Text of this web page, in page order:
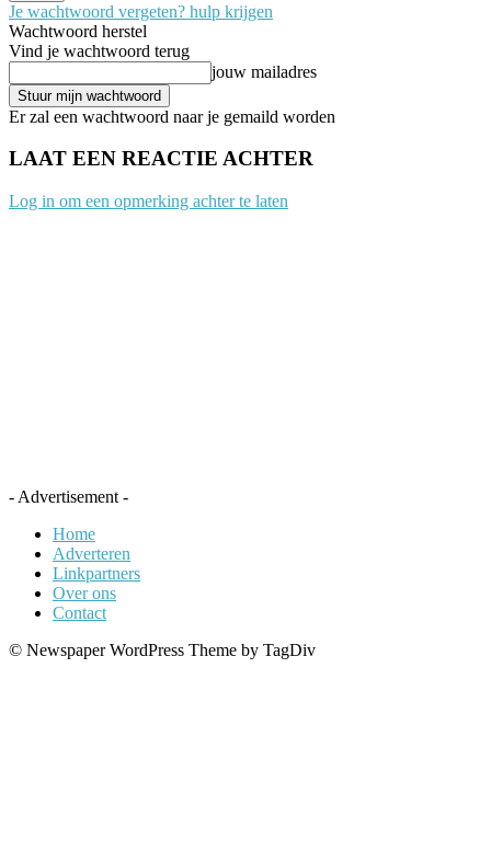
Je wachtwoord vergeten? hulp krijgen
Wachtwoord herstel
Vind je wachtwoord terug
jouw mailadres
Er zal een wachtwoord naar je gemaild worden
LAAT EEN REACTIE ACHTER
Log in om een opmerking achter te laten
- Advertisement -
Home
Adverteren
Linkpartners
Over ons
Contact
© Newspaper WordPress Theme by TagDiv